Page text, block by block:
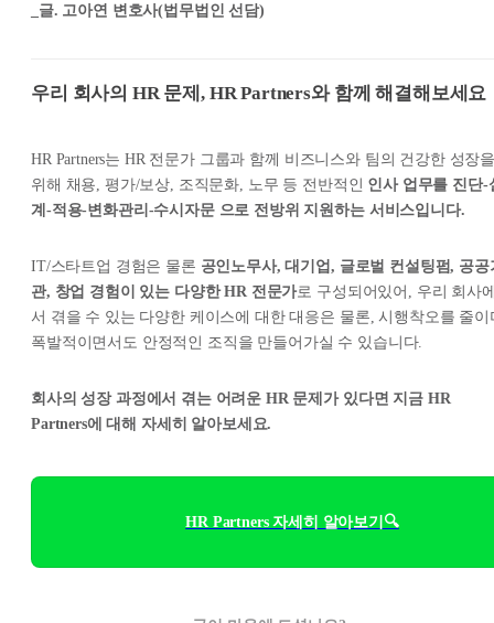
_글. 고아연 변호사(법무법인 선담)
우리 회사의 HR 문제, HR Partners와 함께 해결해보세요
HR Partners는 HR 전문가 그룹과 함께 비즈니스와 팀의 건강한 성장
위해 채용, 평가/보상, 조직문화, 노무 등 전반적인 인사 업무를 진단-
계-적용-변화관리-수시자문 으로 전방위 지원하는 서비스입니다.
IT/스타트업 경험은 물론 공인노무사, 대기업, 글로벌 컨설팅펌, 공공
관, 창업 경험이 있는 다양한 HR 전문가로 구성되어있어, 우리 회사
서 겪을 수 있는 다양한 케이스에 대한 대응은 물론, 시행착오를 줄이
폭발적이면서도 안정적인 조직을 만들어가실 수 있습니다.
회사의 성장 과정에서 겪는 어려운 HR 문제가 있다면 지금 HR
Partners에 대해 자세히 알아보세요.
HR Partners 자세히 알아보기🔍